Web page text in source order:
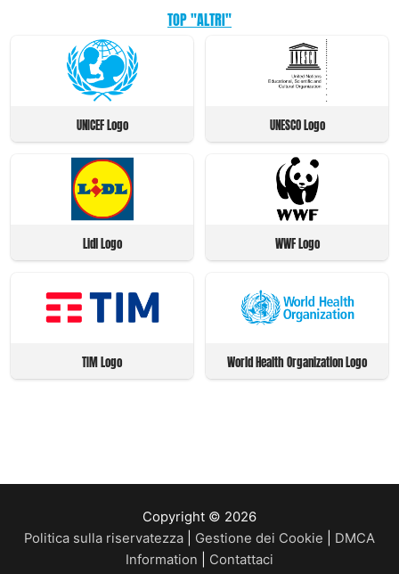
TOP "ALTRI"
UNICEF Logo UNESCO Logo
Lidl Logo WWF Logo
TIM Logo World Health Organization Logo
Copyright © 2026
Politica sulla riservatezza
Gestione dei Cookie
DMCA
Information
Contattaci